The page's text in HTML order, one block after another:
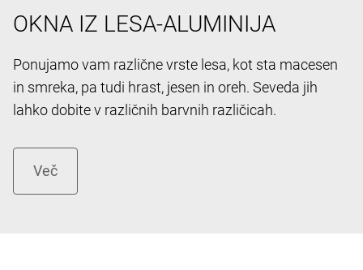
OKNA IZ LESA-ALUMINIJA
Ponujamo vam različne vrste lesa, kot sta macesen
in smreka, pa tudi hrast, jesen in oreh. Seveda jih
lahko dobite v različnih barvnih različicah.